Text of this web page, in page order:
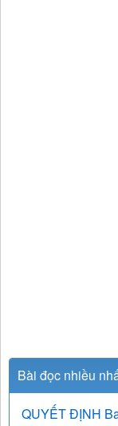
Bài đọc nhiều
QUYẾT ĐỊNH